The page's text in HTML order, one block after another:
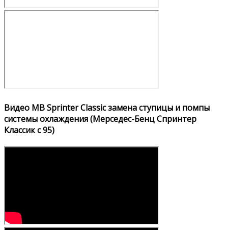
Видео MB Sprinter Classic замена ступицы и помпы
системы охлаждения (Мерседес-Бенц Спринтер
Классик с 95)